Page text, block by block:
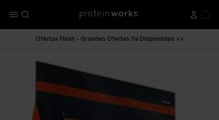
menu
Ofertas Flash - Grandes Ofertas Ya Disponibles >>